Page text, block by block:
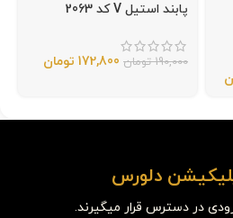
پابند استیل V کد 2063
190,000 تومان 172,800 تومان
دلورس
در دسترس قرار میگیرند.